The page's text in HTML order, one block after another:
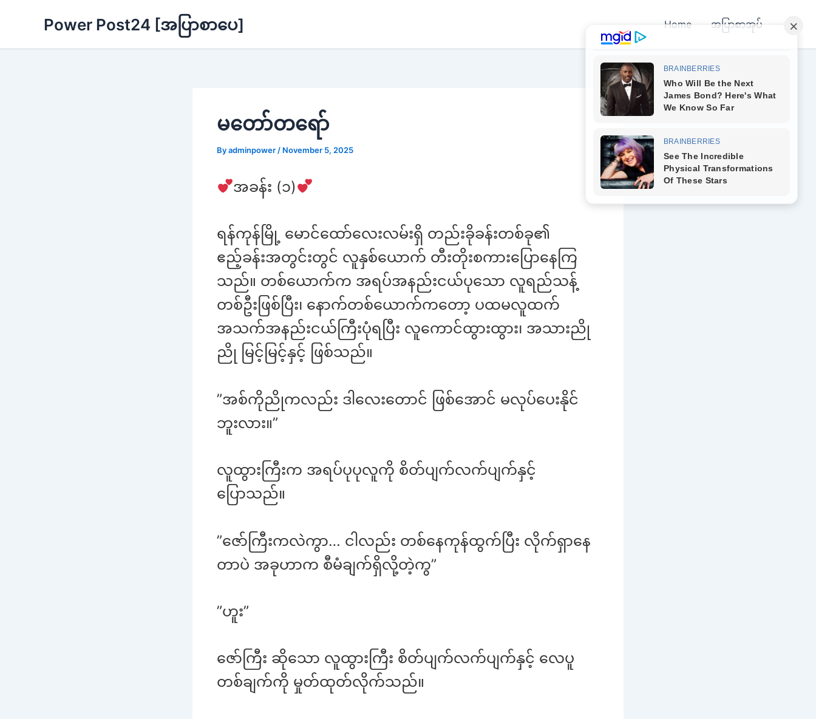
Power Post24 [အပြာစာပေ] Home အပြာစာအုပ်
မတော်တရော်
Byadminpower / November 5, 2025
အခန်း (၁)
ရန်ကုန်မြို့ မောင်ထော်လေးလမ်းရှိ တည်းခိုခန်းတစ်ခု၏
ဧည့်ခန်းအတွင်းတွင် လူနှစ်ယောက် တီးတိုးစကားပြောနေကြ
သည်။ တစ်ယောက်က အရပ်အနည်းငယ်ပုသော လူရည်သန့်
တစ်ဦးဖြစ်ပြီး၊ နောက်တစ်ယောက်ကတော့ ပထမလူထက်
အသက်အနည်းငယ်ကြီးပုံရပြီး လူကောင်ထွားထွား၊ အသားညို
ညို မြင့်မြင့်နှင့် ဖြစ်သည်။
”အစ်ကိုညိုကလည်း ဒါလေးတောင် ဖြစ်အောင် မလုပ်ပေးနိုင်
ဘူးလား။”
လူထွားကြီးက အရပ်ပုပုလူကို စိတ်ပျက်လက်ပျက်နှင့်
ပြောသည်။
”ဇော်ကြီးကလဲကွာ… ငါလည်း တစ်နေကုန်ထွက်ပြီး လိုက်ရှာနေ
တာပဲ အခုဟာက စီမံချက်ရှိလို့တဲ့ကွ”
”ဟူး”
ဇော်ကြီး ဆိုသော လူထွားကြီး စိတ်ပျက်လက်ပျက်နှင့် လေပူ
တစ်ချက်ကို မှုတ်ထုတ်လိုက်သည်။